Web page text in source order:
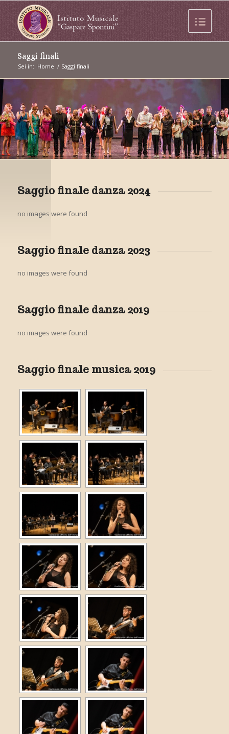
Saggi finali
Sei in: Home / Saggi finali
Saggio finale danza 2024
no images were found
Saggio finale danza 2023
no images were found
Saggio finale danza 2019
no images were found
Saggio finale musica 2019